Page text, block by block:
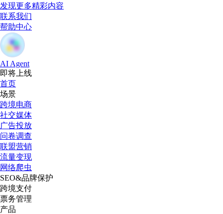
发现更多精彩内容
联系我们
帮助中心
AI Agent
即将上线
首页
场景
跨境电商
社交媒体
广告投放
问卷调查
联盟营销
流量变现
网络爬虫
SEO&品牌保护
跨境支付
票务管理
产品